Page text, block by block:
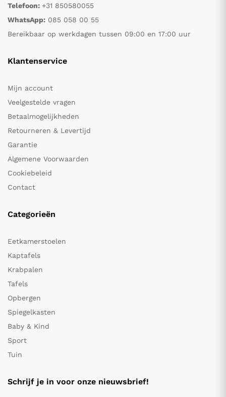
Telefoon: +31 850580055
WhatsApp: 085 058 00 55
Bereikbaar op werkdagen tussen 09:00 en 17:00 uur
Klantenservice
Mijn account
Veelgestelde vragen
Betaalmogelijkheden
Retourneren & Levertijd
Garantie
Algemene Voorwaarden
Cookiebeleid
Contact
Categorieën
Eetkamerstoelen
Kaptafels
Krabpalen
Tafels
Opbergen
Spiegelkasten
Baby & Kind
Sport
Tuin
Schrijf je in voor onze nieuwsbrief!